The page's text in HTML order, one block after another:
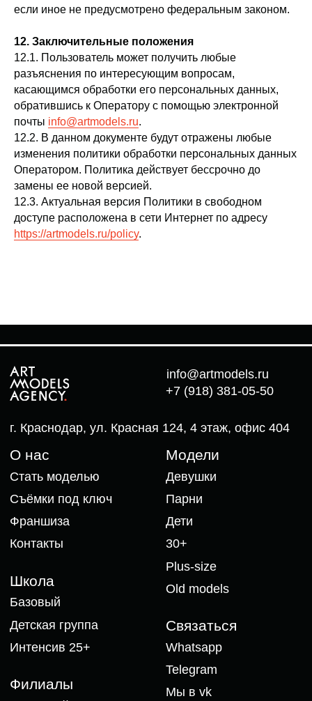
если иное не предусмотрено федеральным законом.
12. Заключительные положения
12.1. Пользователь может получить любые
разъяснения по интересующим вопросам,
касающимся обработки его персональных данных,
обратившись к Оператору с помощью электронной
почты info@artmodels.ru.
12.2. В данном документе будут отражены любые
изменения политики обработки персональных данных
Оператором. Политика действует бессрочно до
замены ее новой версией.
12.3. Актуальная версия Политики в свободном
доступе расположена в сети Интернет по адресу
https://artmodels.ru/policy.